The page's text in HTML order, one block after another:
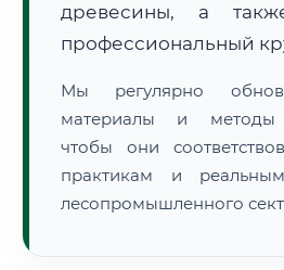
древесины, а
профессиональный
Мы регулярно
материалы и методы
чтобы они
практикам и
лесопромышленного